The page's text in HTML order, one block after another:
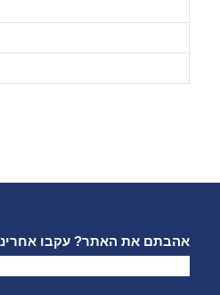
אהבתם את האתר? עקבו